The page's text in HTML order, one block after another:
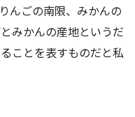
んごの南限、みかんの
みかんの産地というだ
ことを表すものだと私